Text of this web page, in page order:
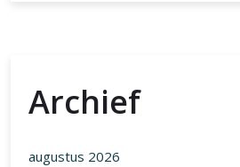
Archief
augustus 2026